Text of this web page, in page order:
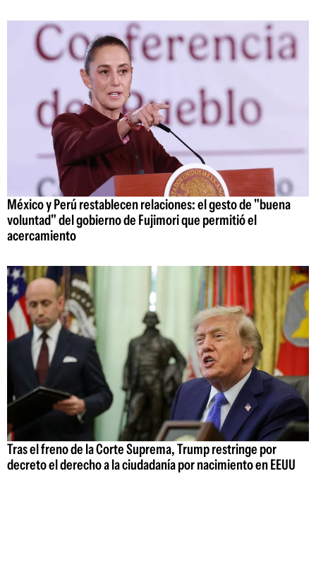
México y Perú restablecen relaciones: el gesto de "buena
voluntad" del gobierno de Fujimori que permitió el
acercamiento
Tras el freno de la Corte Suprema, Trump restringe por
decreto el derecho a la ciudadanía por nacimiento en EEUU